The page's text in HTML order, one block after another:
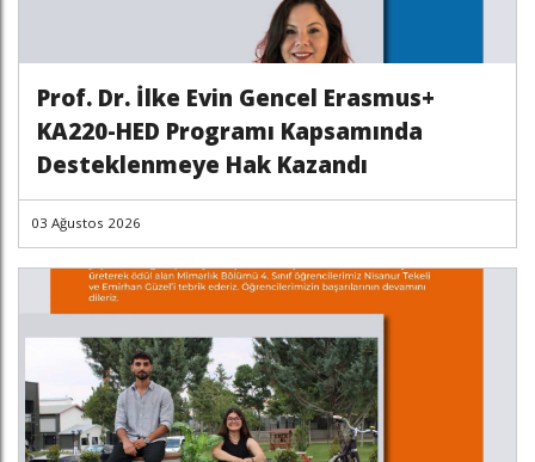
Prof. Dr. İlke Evin Gencel Erasmus+
KA220-HED Programı Kapsamında
Desteklenmeye Hak Kazandı
03 Ağustos 2026